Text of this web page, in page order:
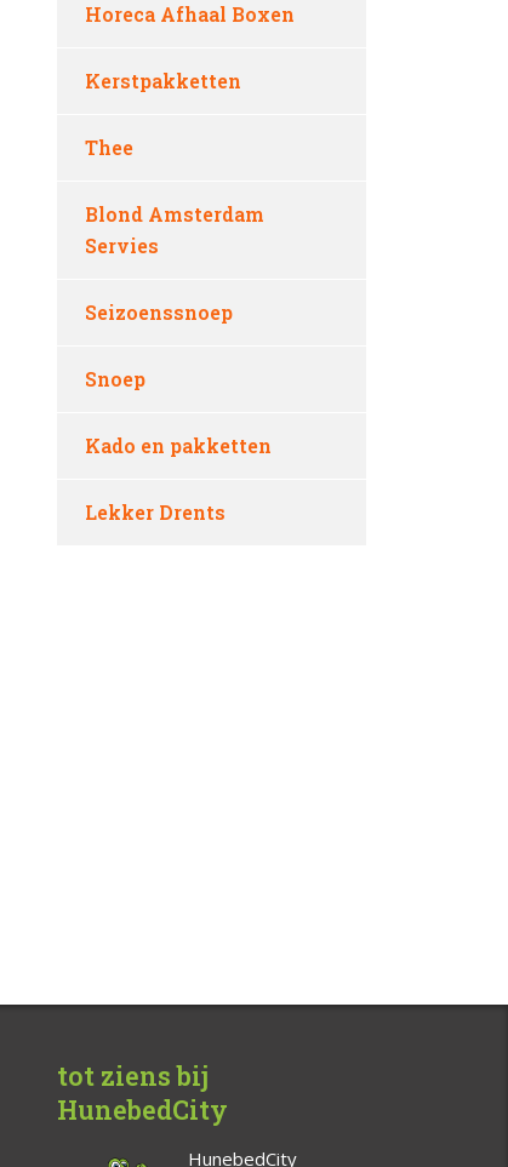
Horeca Afhaal Boxen
Kerstpakketten
Thee
Blond Amsterdam
Servies
Seizoenssnoep
Snoep
Kado en pakketten
Lekker Drents
tot ziens bij
HunebedCity
HunebedCity